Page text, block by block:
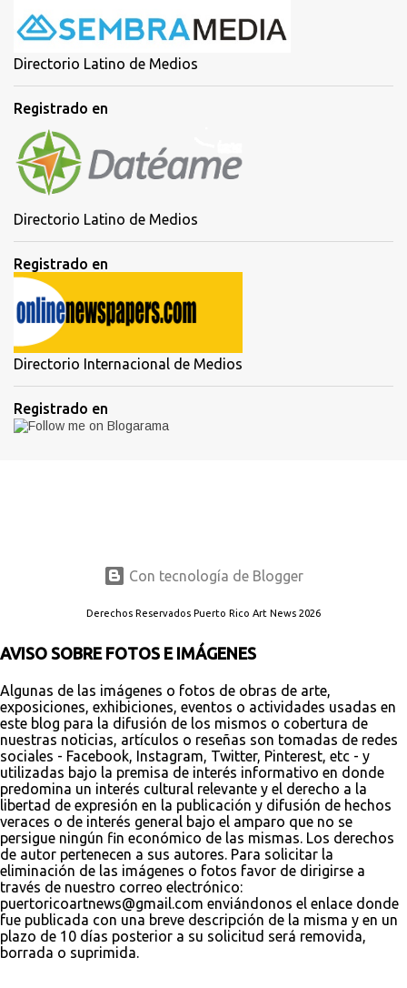
Directorio Latino de Medios
Registrado en
Directorio Latino de Medios
Registrado en
Directorio Internacional de Medios
Registrado en
Con tecnología de Blogger
Derechos Reservados Puerto Rico Art News 2026
AVISO SOBRE FOTOS E IMÁGENES
Algunas de las imágenes o fotos de obras de arte,
exposiciones, exhibiciones, eventos o actividades usadas en
este blog para la difusión de los mismos o cobertura de
nuestras noticias, artículos o reseñas son tomadas de redes
sociales - Facebook, Instagram, Twitter, Pinterest, etc - y
utilizadas bajo la premisa de interés informativo en donde
predomina un interés cultural relevante y el derecho a la
libertad de expresión en la publicación y difusión de hechos
veraces o de interés general bajo el amparo que no se
persigue ningún fin económico de las mismas. Los derechos
de autor pertenecen a sus autores. Para solicitar la
eliminación de las imágenes o fotos favor de dirigirse a
través de nuestro correo electrónico:
puertoricoartnews@gmail.com enviándonos el enlace donde
fue publicada con una breve descripción de la misma y en un
plazo de 10 días posterior a su solicitud será removida,
borrada o suprimida.